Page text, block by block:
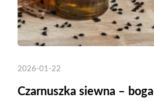
2026-01-22
Czarnuszka siewna –